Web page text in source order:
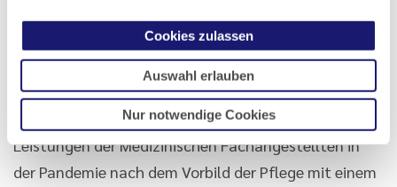
Cookies zulassen
Auswahl erlauben
Nur notwendige Cookies
Schutzinstrument für den Bedarfsfall dauerhaft im
SGB V verankert werden. Die Delegierten
unterstützten die Forderung des Verbandes
medizinischer Fachberufe e.V., die herausragenden
Leistungen der Medizinischen Fachangestellten in
der Pandemie nach dem Vorbild der Pflege mit einem